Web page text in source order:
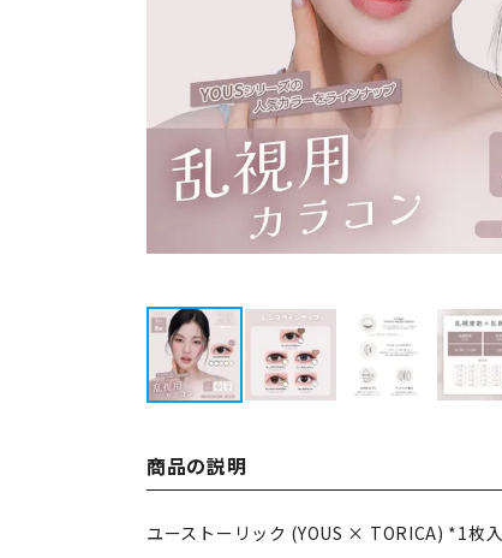
商品の説明
ユーストーリック (YOUS × TORICA) *1枚